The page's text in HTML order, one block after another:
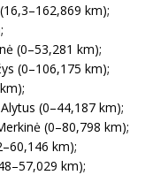
km);
(0–53,281 km);
(0–106,175 km);
(0–44,187 km);
(0–80,798 km);
km);
km);